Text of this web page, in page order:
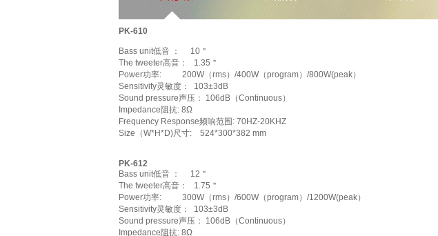
PK-610
Bass unit低音 ： 10＂
The tweeter高音： 1.35＂
Power功率: 200W（rms）/400W（program）/800W(peak）
Sensitivity灵敏度： 103±3dB
Sound pressure声压： 106dB（Continuous）
Impedance阻抗: 8Ω
Frequency Response频响范围: 70HZ-20KHZ
Size（W*H*D)尺寸: 524*300*382 mm
PK-612
Bass unit低音 ： 12＂
The tweeter高音： 1.75＂
Power功率: 300W（rms）/600W（program）/1200W(peak）
Sensitivity灵敏度： 103±3dB
Sound pressure声压： 106dB（Continuous）
Impedance阻抗: 8Ω